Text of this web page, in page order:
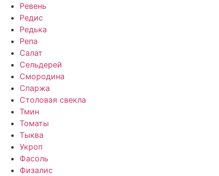
Ревень
Редис
Редька
Репа
Салат
Сельдерей
Смородина
Спаржа
Столовая свекла
Тмин
Томаты
Тыква
Укроп
Фасоль
Физалис